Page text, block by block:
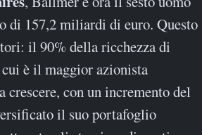
di 157,2 miliardi di euro. Questo
il 90% della ricchezza di
è il maggior azionista
con un incremento del
il suo portafoglio